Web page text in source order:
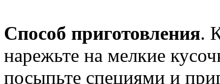
Способ приготовления.
нарежьте на мелкие
посыпьте специями и